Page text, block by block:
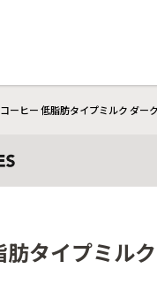
ーヒー 低脂肪タイプミルク ダー
タイプミル